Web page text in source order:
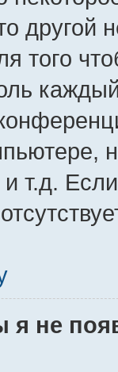
другой
того
т.д.
я не